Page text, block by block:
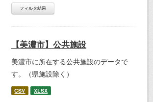
フィルタ結果
【美濃市】公共施設
美濃市に所在する公共施設のデータで
す。（県施設除く）
CSV XLSX